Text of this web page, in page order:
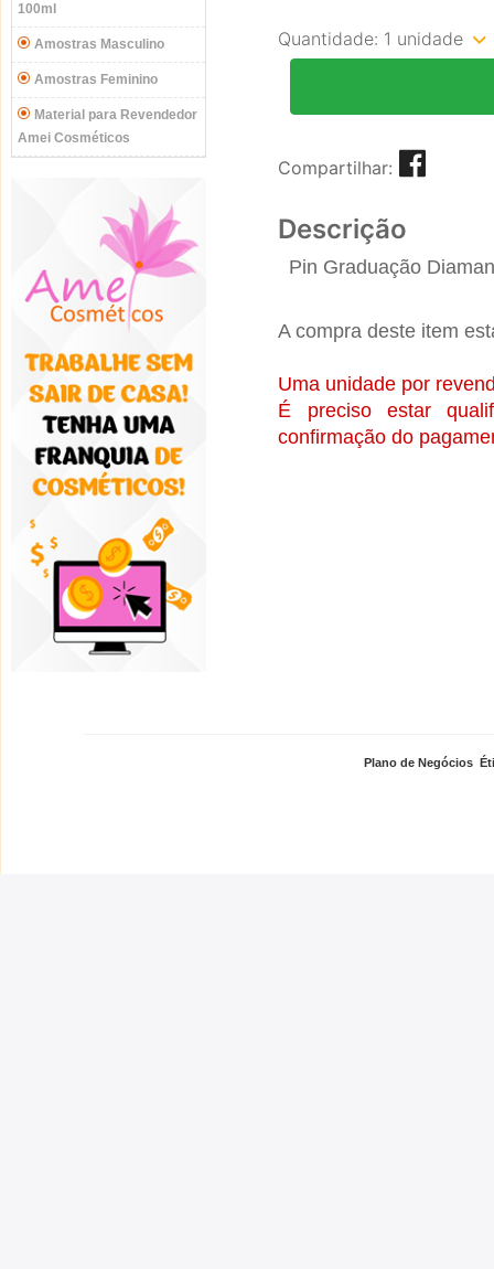
100ml
Amostras Masculino
Amostras Feminino
Material para Revendedor
Amei Cosméticos
Quantidade: 1 unidade
Compartilhar:
Descrição
Pin Graduação
A compra deste item
Uma unidade por
É preciso estar
confirmação do
Plano de Negócios ,